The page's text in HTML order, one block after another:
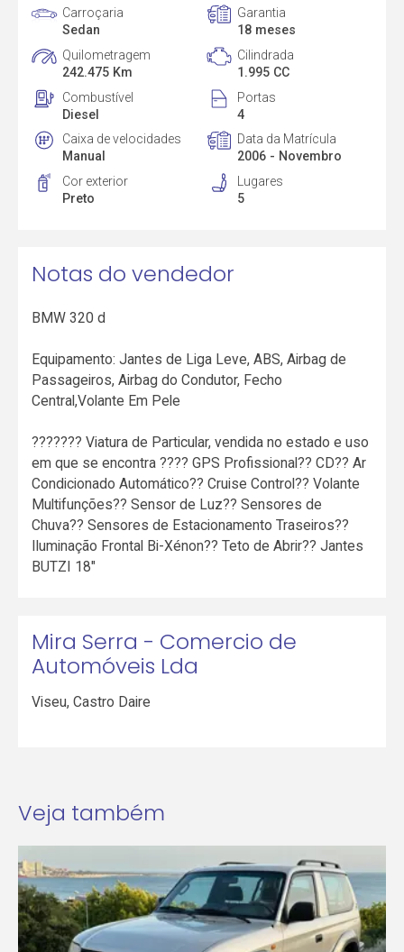
Carroçaria
Sedan
Garantia
18 meses
Quilometragem
242.475 Km
Cilindrada
1.995 CC
Combustível
Diesel
Portas
4
Caixa de velocidades
Manual
Data da Matrícula
2006 - Novembro
Cor exterior
Preto
Lugares
5
Notas do vendedor
BMW 320 d
Equipamento: Jantes de Liga Leve, ABS, Airbag de
Passageiros, Airbag do Condutor, Fecho
Central,Volante Em Pele
??????? Viatura de Particular, vendida no estado e uso
em que se encontra ???? GPS Profissional?? CD?? Ar
Condicionado Automático?? Cruise Control?? Volante
Multifunções?? Sensor de Luz?? Sensores de
Chuva?? Sensores de Estacionamento Traseiros??
Iluminação Frontal Bi-Xénon?? Teto de Abrir?? Jantes
BUTZI 18"
Mira Serra - Comercio de
Automóveis Lda
Viseu,Castro Daire
Veja também